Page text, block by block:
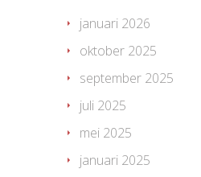
januari 2026
oktober 2025
september 2025
juli 2025
mei 2025
januari 2025